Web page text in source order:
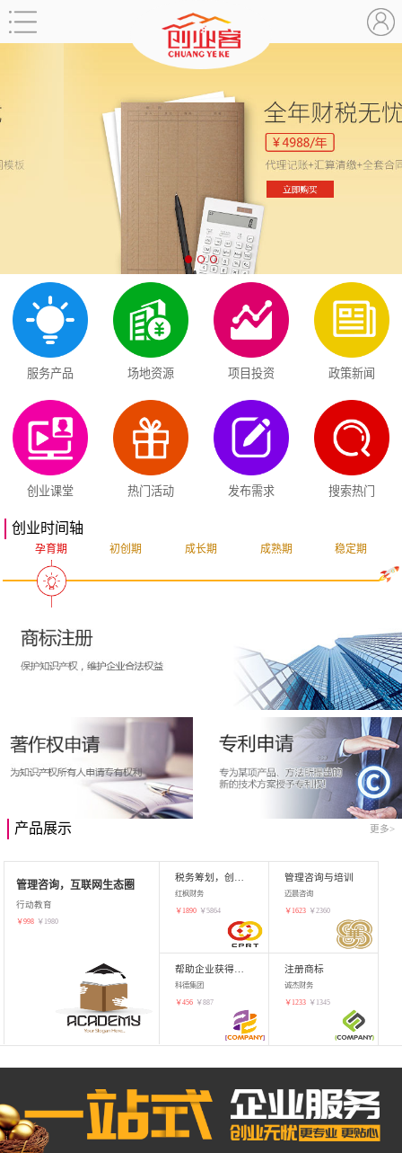
服务产品 场地资源 项目投资 政策新闻
创业课堂 热门活动 发布需求 搜索热门
创业时间轴
孕育期 初创期 成长期 成熟期 稳定期
产品展示 更多>
管理咨询，互联网生态圈
行动教育
￥998 ￥ 1980
红枫财务
￥ 1890 ￥5864
管理咨询与培训
迈晨咨询
￥ 1623 ￥2360
科德集团
￥456 ￥887
注册商标
诚杰财务
￥ 1233 ￥ 1345